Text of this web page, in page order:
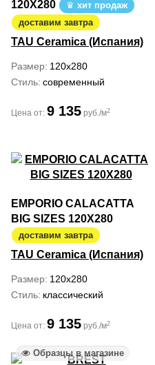
120X280
хит продаж
доставим завтра
TAU Ceramica (Испания)
Размер 120x280
Стиль современный
Цена от: 9 135 руб./м2
EMPORIO CALACATTA
BIG SIZES 120X280
доставим завтра
TAU Ceramica (Испания)
Размер 120x280
Стиль классический
Цена от: 9 135 руб./м2
Образцы в магазине